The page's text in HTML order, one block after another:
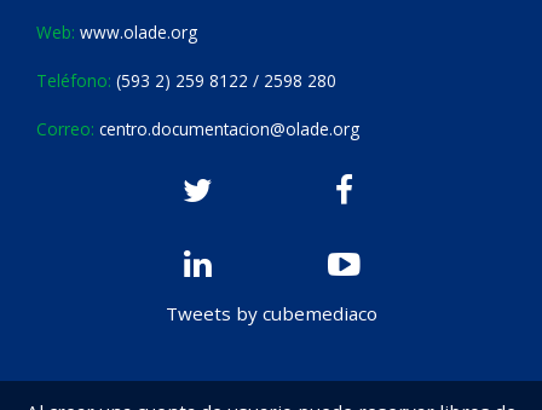
Web: www.olade.org
Teléfono: (593 2) 259 8122 / 2598 280
Correo: centro.documentacion@olade.org
Tweets by cubemediaco